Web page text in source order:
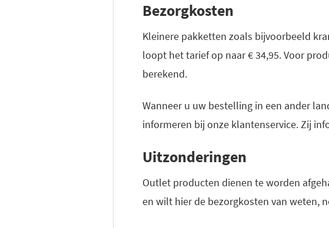
Bezorgkosten
Kleinere pakketten zoals bijvoorbeeld
loopt het tarief op naar € 34,95. Voor
berekend.
Wanneer u uw bestelling in een ander
informeren bij onze klantenservice. Zij
Uitzonderingen
Outlet producten dienen te worden
en wilt hier de bezorgkosten van weten,